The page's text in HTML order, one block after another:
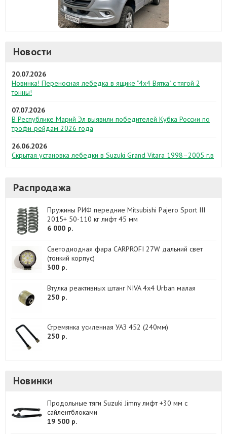
Новости
20.07.2026
Новинка! Переносная лебедка в ящике "4х4 Вятка" с тягой 2
тонны!
07.07.2026
В Республике Марий Эл выявили победителей Кубка России по
трофи-рейдам 2026 года
26.06.2026
Скрытая установка лебедки в Suzuki Grand Vitara 1998–2005 г.в
Распродажа
Пружины РИФ передние Mitsubishi Pajero Sport III
2015+ 50-110 кг лифт 45 мм
6 000 р.
Светодиодная фара CARPROFI 27W дальний свет
(тонкий корпус)
300 р.
Втулка реактивных штанг NIVA 4x4 Urban малая
250 р.
Стремянка усиленная УАЗ 452 (240мм)
250 р.
Новинки
Продольные тяги Suzuki Jimny лифт +30 мм с
сайлентблоками
19 500 р.